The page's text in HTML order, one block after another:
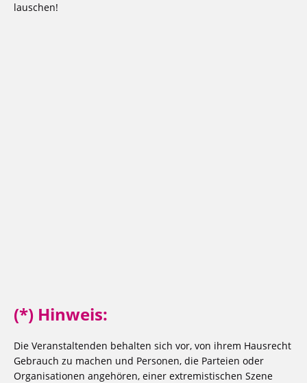
lauschen!
(*) Hinweis:
Die Veranstaltenden behalten sich vor, von ihrem Hausrecht
Gebrauch zu machen und Personen, die Parteien oder
Organisationen angehören, einer extremistischen Szene